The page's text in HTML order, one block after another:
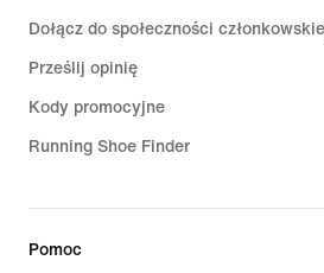
Dołącz do społeczności
Prześlij opinię
Kody promocyjne
Running Shoe Finder
Pomoc